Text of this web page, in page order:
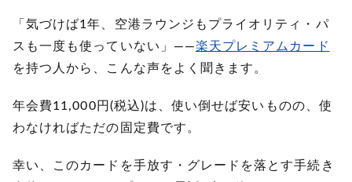
「気づけば1年、空港ラウンジもプライオリティ・パ
スも一度も使っていない」——楽天プレミアムカード
を持つ人から、こんな声をよく聞きます。
年会費11,000円(税込)は、使い倒せば安いものの、使
わなければただの固定費です。
幸い、このカードを手放す・グレードを落とす手続き